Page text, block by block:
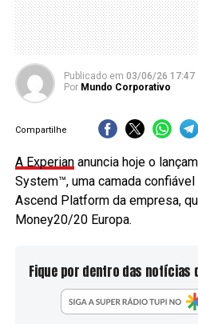
Publicado em 03/06/26 17:47
Por Mundo Corporativo
Compartilhe
A Experiananuncia hoje o
System™, uma camada
Ascend Platform da empresa,
Money20/20 Europa.
Fique por dentro das notícias